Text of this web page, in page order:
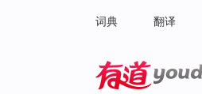
词典 翻译